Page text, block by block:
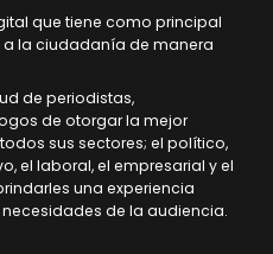
que tiene como principal
la ciudadanía de manera
de periodistas,
de otorgar la mejor
sus sectores; el político,
el laboral, el empresarial y el
una experiencia
de la audiencia.